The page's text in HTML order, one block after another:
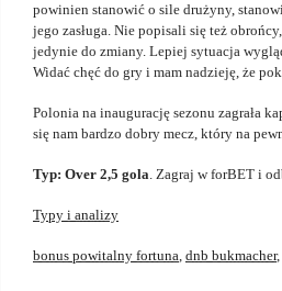
powinien stanowić o sile drużyny,
jego zasługa. Nie popisali się też
jedynie do zmiany. Lepiej sytuacja
Widać chęć do gry i mam nadzieję, że
Polonia na inaugurację sezonu zagrała
się nam bardzo dobry mecz, który na
Typ: Over 2,5 gola. Zagraj w forBET i
Typy i analizy
bonus powitalny fortuna, dnb bukmacher,